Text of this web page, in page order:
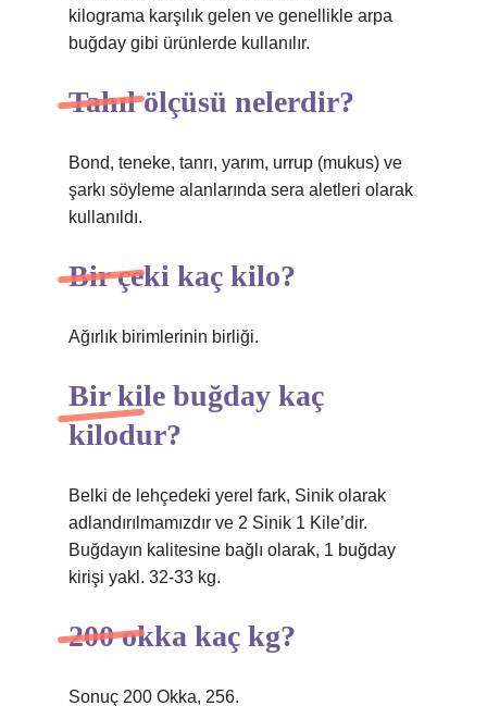
kilograma karşılık gelen ve genellikle arpa
buğday gibi ürünlerde kullanılır.
Tahıl ölçüsü nelerdir?
Bond, teneke, tanrı, yarım, urrup (mukus) ve
şarkı söyleme alanlarında sera aletleri olarak
kullanıldı.
Bir çeki kaç kilo?
Ağırlık birimlerinin birliği.
Bir kile buğday kaç
kilodur?
Belki de lehçedeki yerel fark, Sinik olarak
adlandırılmamızdır ve 2 Sinik 1 Kile’dir.
Buğdayın kalitesine bağlı olarak, 1 buğday
kirişi yakl. 32-33 kg.
200 okka kaç kg?
Sonuç 200 Okka, 256.